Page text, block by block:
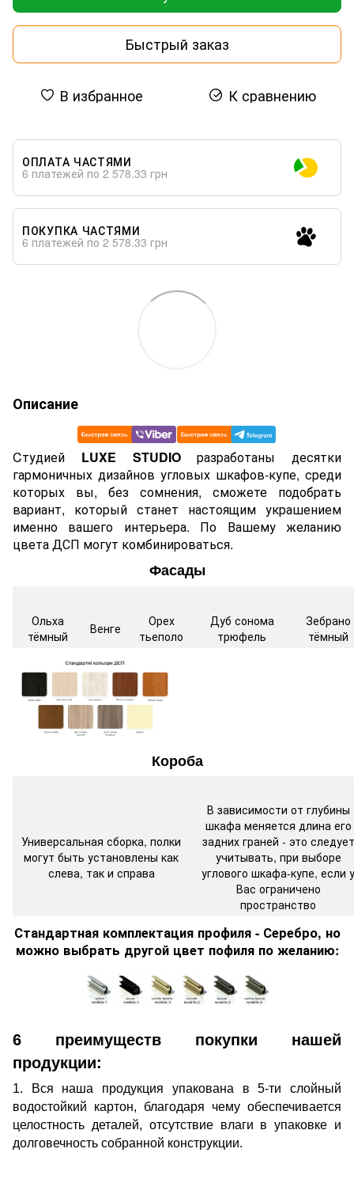
Быстрый заказ
В избранное К сравнению
ОПЛАТА ЧАСТЯМИ
6 платежей по 2 578.33 грн
ПОКУПКА ЧАСТЯМИ
6 платежей по 2 578.33 грн
Описание
Cтудией LUXE STUDIOразработаны десятки
гармоничных дизайнов угловых шкафов-купе, среди
которых вы, без сомнения, сможете подобрать
вариант, который станет настоящим украшением
именно вашего интерьера. По Вашему желанию
цвета ДСП могут комбинироваться.
Фасады
Ольха
тёмный
Венге
Орех
тьеполо
Дуб сонома
трюфель
Зебрано
тёмный
Короба
Универсальная сборка, полки
могут быть установлены как
слева, так и справа
В зависимости от глубины
шкафа меняется длина его
задних граней - это следует
учитывать, при выборе
углового шкафа-купе, если у
Вас ограничено
пространство
Стандартная комплектация профиля - Серебро, но
можно выбрать другой цвет пофиля по желанию:
6 преимуществ покупки нашей
продукции:
1. Вся наша продукция упакована в 5-ти слойный
водостойкий картон, благодаря чему обеспечивается
целостность деталей, отсутствие влаги в упаковке и
долговечность собранной конструкции.